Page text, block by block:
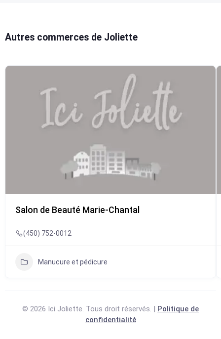
Autres commerces de Joliette
Salon de Beauté Marie-Chantal
(450) 752-0012
Manucure et pédicure
© 2026 Ici Joliette. Tous droit réservés. | Politique de
confidentialité